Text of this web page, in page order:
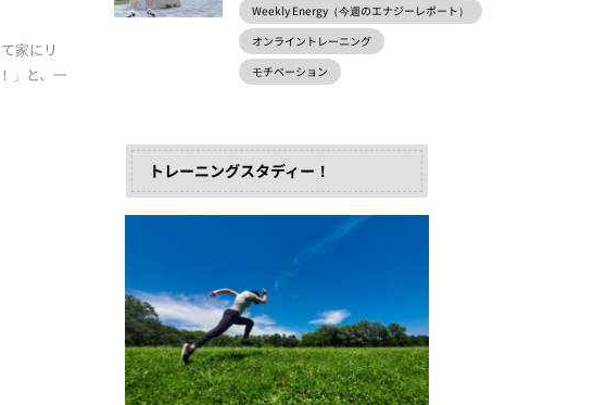
家にリ
」と、一
Weekly Energy（今週のエナジーレポート）
オンライントレーニング
モチベーション
トレーニングスタディー！